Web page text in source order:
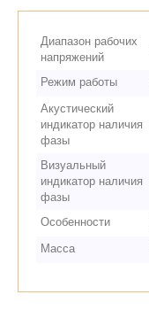
Диапазон рабочих
напряжений
Режим работы
Акустический
индикатор наличия
фазы
Визуальный
индикатор наличия
фазы
Особенности
Масса